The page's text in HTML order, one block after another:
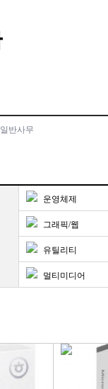
일반사무
운영체제
그래픽/웹
유틸리티
멀티미디어